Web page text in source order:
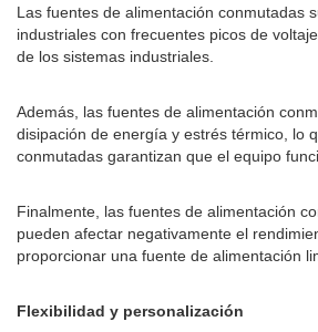
Las fuentes de alimentación conmutadas
industriales con frecuentes picos de
de los sistemas industriales.
Además, las fuentes de alimentación
disipación de energía y estrés térmico, lo
conmutadas garantizan que el equipo
Finalmente, las fuentes de alimentación
pueden afectar negativamente el
proporcionar una fuente de alimentación
Flexibilidad y personalización